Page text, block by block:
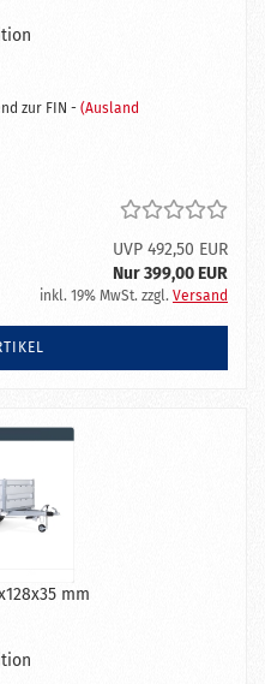
zur FIN - (Ausland
UVP 492,50 EUR
Nur 399,00 EUR
inkl. 19% MwSt. zzgl. Versand
mm